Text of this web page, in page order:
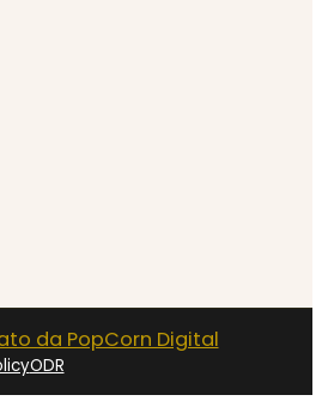
da PopCorn Digital
ODR